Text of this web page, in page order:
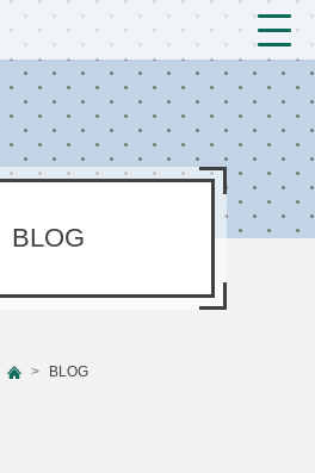
BLOG
BLOG